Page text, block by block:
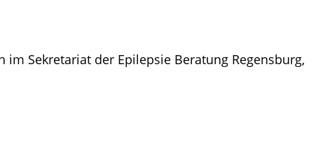
Sekretariat der Epilepsie Beratung Regensburg,